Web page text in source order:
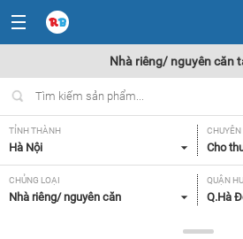
Nhà riêng/ nguyên căn
TỈNH THÀNH
Hà Nội
CHUYÊN
Cho
CHỦNG LOẠI
Nhà riêng/ nguyên căn
QUẬN
Q.Hà
DIỆN